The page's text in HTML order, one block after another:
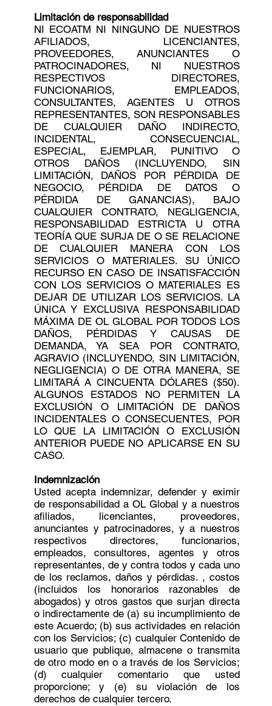
Limitación de responsabilidad
NI ECOATM NI NINGUNO DE NUESTROS
AFILIADOS, LICENCIANTES,
PROVEEDORES, ANUNCIANTES O
PATROCINADORES, NI NUESTROS
RESPECTIVOS DIRECTORES,
FUNCIONARIOS, EMPLEADOS,
CONSULTANTES, AGENTES U OTROS
REPRESENTANTES, SON RESPONSABLES
DE CUALQUIER DAÑO INDIRECTO,
INCIDENTAL, CONSECUENCIAL,
ESPECIAL, EJEMPLAR, PUNITIVO O
OTROS DAÑOS (INCLUYENDO, SIN
LIMITACIÓN, DAÑOS POR PÉRDIDA DE
NEGOCIO, PÉRDIDA DE DATOS O
PÉRDIDA DE GANANCIAS), BAJO
CUALQUIER CONTRATO, NEGLIGENCIA,
RESPONSABILIDAD ESTRICTA U OTRA
TEORÍA QUE SURJA DE O SE RELACIONE
DE CUALQUIER MANERA CON LOS
SERVICIOS O MATERIALES. SU ÚNICO
RECURSO EN CASO DE INSATISFACCIÓN
CON LOS SERVICIOS O MATERIALES ES
DEJAR DE UTILIZAR LOS SERVICIOS. LA
ÚNICA Y EXCLUSIVA RESPONSABILIDAD
MÁXIMA DE OL GLOBAL POR TODOS LOS
DAÑOS, PÉRDIDAS Y CAUSAS DE
DEMANDA, YA SEA POR CONTRATO,
AGRAVIO (INCLUYENDO, SIN LIMITACIÓN,
NEGLIGENCIA) O DE OTRA MANERA, SE
LIMITARÁ A CINCUENTA DÓLARES ($50).
ALGUNOS ESTADOS NO PERMITEN LA
EXCLUSIÓN O LIMITACIÓN DE DAÑOS
INCIDENTALES O CONSECUENTES, POR
LO QUE LA LIMITACIÓN O EXCLUSIÓN
ANTERIOR PUEDE NO APLICARSE EN SU
CASO.
Indemnización
Usted acepta indemnizar, defender y eximir
de responsabilidad a OL Global y a nuestros
afiliados, licenciantes, proveedores,
anunciantes y patrocinadores, y a nuestros
respectivos directores, funcionarios,
empleados, consultores, agentes y otros
representantes, de y contra todos y cada uno
de los reclamos, daños y pérdidas. , costos
(incluidos los honorarios razonables de
abogados) y otros gastos que surjan directa
o indirectamente de (a) su incumplimiento de
este Acuerdo; (b) sus actividades en relación
con los Servicios; (c) cualquier Contenido de
usuario que publique, almacene o transmita
de otro modo en o a través de los Servicios;
(d) cualquier comentario que usted
proporcione; y (e) su violación de los
derechos de cualquier tercero.